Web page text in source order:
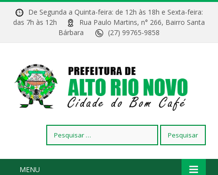
De Segunda a Quinta-feira: de 12h às 18h e Sexta-feira:
das 7h às 12h
Rua Paulo Martins, n° 266, Bairro Santa
Bárbara
(27) 99765-9858
por:
MENU